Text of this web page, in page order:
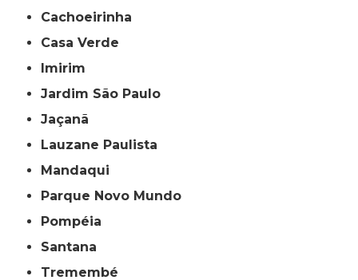
Cachoeirinha
Casa Verde
Imirim
Jardim São Paulo
Jaçanã
Lauzane Paulista
Mandaqui
Parque Novo Mundo
Pompéia
Santana
Tremembé